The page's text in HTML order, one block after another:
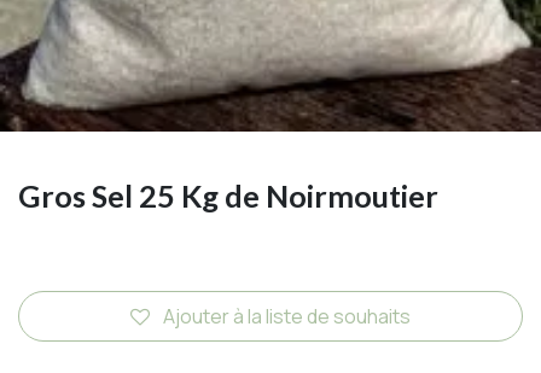
Gros Sel 25 Kg de Noirmoutier
Ajouter à la liste de souhaits